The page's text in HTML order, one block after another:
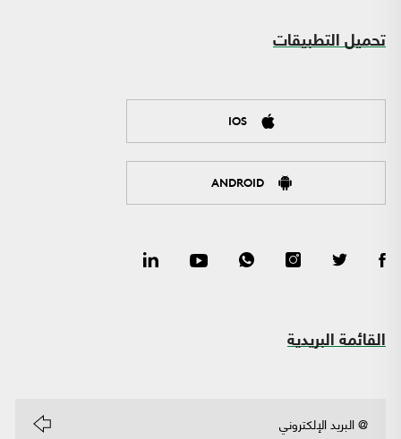
تحميل التطبيقات
IOS
ANDROID
القائمة البريدية